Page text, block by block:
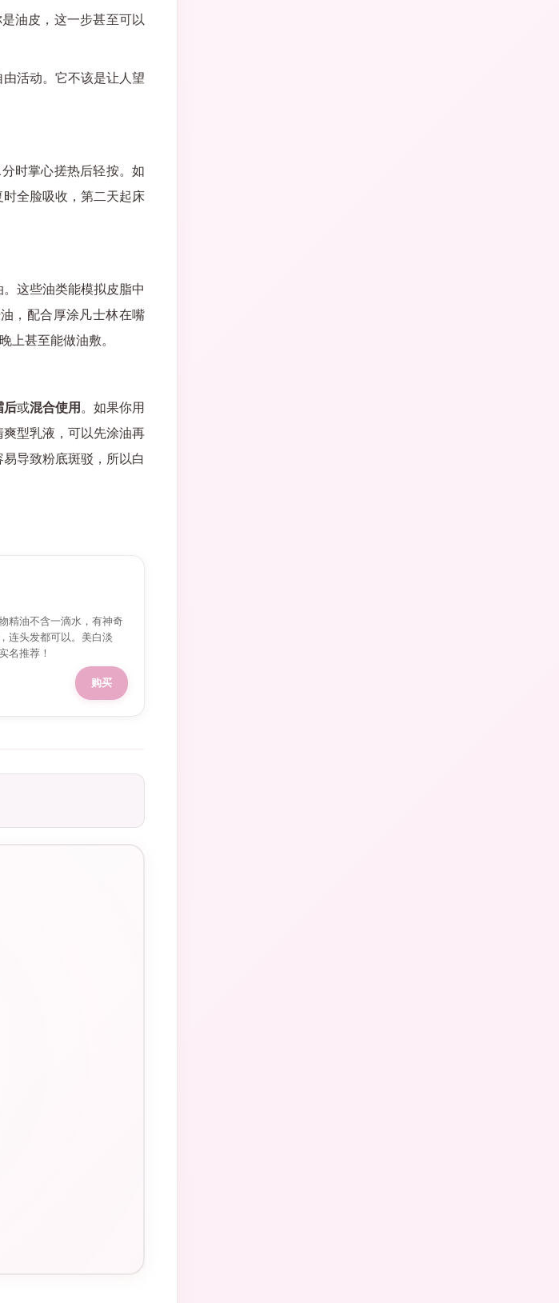
油皮，这一步甚至可以
活动。它不该是让人望
时掌心搓热后轻按。如
全脸吸收，第二天起床
这些油类能模拟皮脂中
，配合厚涂凡士林在嘴
上甚至能做油敷。
后或混合使用 。如果你用
型乳液，可以先涂油再
导致粉底斑驳，所以白
精油不含一滴水，有神奇
连头发都可以。美白淡
名推荐！
购买